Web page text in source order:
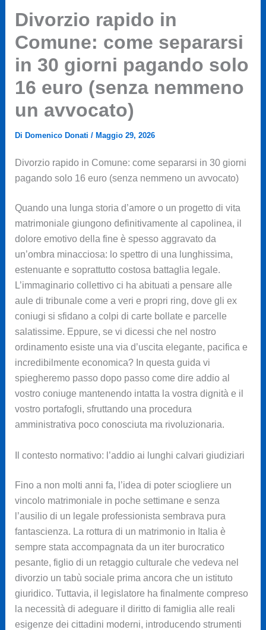
Divorzio rapido in
Comune: come separarsi
in 30 giorni pagando solo
16 euro (senza nemmeno
un avvocato)
Di Domenico Donati / Maggio 29, 2026
Divorzio rapido in Comune: come separarsi in 30 giorni
pagando solo 16 euro (senza nemmeno un avvocato)
Quando una lunga storia d’amore o un progetto di vita
matrimoniale giungono definitivamente al capolinea, il
dolore emotivo della fine è spesso aggravato da
un’ombra minacciosa: lo spettro di una lunghissima,
estenuante e soprattutto costosa battaglia legale.
L’immaginario collettivo ci ha abituati a pensare alle
aule di tribunale come a veri e propri ring, dove gli ex
coniugi si sfidano a colpi di carte bollate e parcelle
salatissime. Eppure, se vi dicessi che nel nostro
ordinamento esiste una via d’uscita elegante, pacifica e
incredibilmente economica? In questa guida vi
spiegheremo passo dopo passo come dire addio al
vostro coniuge mantenendo intatta la vostra dignità e il
vostro portafogli, sfruttando una procedura
amministrativa poco conosciuta ma rivoluzionaria.
Il contesto normativo: l’addio ai lunghi calvari giudiziari
Fino a non molti anni fa, l’idea di poter sciogliere un
vincolo matrimoniale in poche settimane e senza
l’ausilio di un legale professionista sembrava pura
fantascienza. La rottura di un matrimonio in Italia è
sempre stata accompagnata da un iter burocratico
pesante, figlio di un retaggio culturale che vedeva nel
divorzio un tabù sociale prima ancora che un istituto
giuridico. Tuttavia, il legislatore ha finalmente compreso
la necessità di adeguare il diritto di famiglia alle reali
esigenze dei cittadini moderni, introducendo strumenti